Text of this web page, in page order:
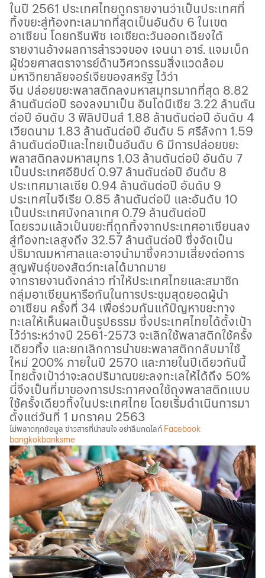
ในปี 2561 ประเทศไทยถูกรายงานว่าเป็นประเทศที่
ทิ้งขยะสู่ท้องทะเลมากที่สุดเป็นอันดับ 6 ในเขต
อาเซียน โดยกรีนพีซ เอเชียตะวันออกเฉียงใต้
รายงานอ้างผลการสำรวจของ เจนนา อาร์. แจมเบ็ก
ผู้ช่วยศาสตราจารย์ด้านวิศวกรรมสิ่งแวดล้อม
มหาวิทยาลัยจอร์เจียของสหรัฐ ไว้ว่า
จีน ปล่อยขยะพลาสติกลงมหาสมุทรมากที่สุด 8.82
ล้านตันต่อปี รองลงมาเป็น อินโดนีเซีย 3.22 ล้านตัน
ต่อปี อันดับ 3 ฟิลิปปินส์ 1.88 ล้านตันต่อปี อันดับ 4
เวียดนาม 1.83 ล้านตันต่อปี อันดับ 5 ศรีลังกา 1.59
ล้านตันต่อปีและไทยเป็นอันดับ 6 มีการปล่อยขยะ
พลาสติกลงมหาสมุทร 1.03 ล้านตันต่อปี อันดับ 7
เป็นประเทศอียิปต์ 0.97 ล้านตันต่อปี อันดับ 8
ประเทศมาเลเซีย 0.94 ล้านตันต่อปี อันดับ 9
ประเทศไนจีเรีย 0.85 ล้านตันต่อปี และอันดับ 10
เป็นประเทศบังกลาเทศ 0.79 ล้านตันต่อปี
โดยรวมแล้วเป็นขยะที่ถูกทิ้งจากประเทศอาเซียนลง
สู่ท้องทะเลสูงถึง 32.57 ล้านตันต่อปี ซึ่งจัดเป็น
ปริมาณมหาศาลและอาจนำมาซึ่งความเสี่ยงต่อการ
สูญพันธุ์ของสัตว์ทะเลได้มากมาย
จากรายงานดังกล่าว ทำให้ประเทศไทยและสมาชิก
กลุ่มอาเซียนหารือกันในการประชุมสุดยอดผู้นำ
อาเซียน ครั้งที่ 34 เพื่อร่วมกันแก้ปัญหาขยะทาง
ทะเลให้เห็นผลเป็นรูปธรรม ซึ่งประเทศไทยได้ตั้งเป้า
ไว้ว่าระหว่างปี 2561-2573 จะเลิกใช้พลาสติกใช้ครั้ง
เดียวทิ้ง และยกเลิกการนำขยะพลาสติกกลับมาใช้
ใหม่ 200% ภายในปี 2570 และภายในปีเดียวกันนี้
ไทยตั้งเป้าว่าจะลดปริมาณขยะลงทะเลให้ได้ถึง 50%
นี่จึงเป็นที่มาของการประกาศงดใช้ถุงพลาสติกแบบ
ใช้ครั้งเดียวทิ้งในประเทศไทย โดยเริ่มดำเนินการมา
ตั้งแต่วันที่ 1 มกราคม 2563
ไม่พลาดทุกข้อมูล ข่าวสารที่น่าสนใจ อย่าลืมกดไลก์ Facebook
bangkokbanksme